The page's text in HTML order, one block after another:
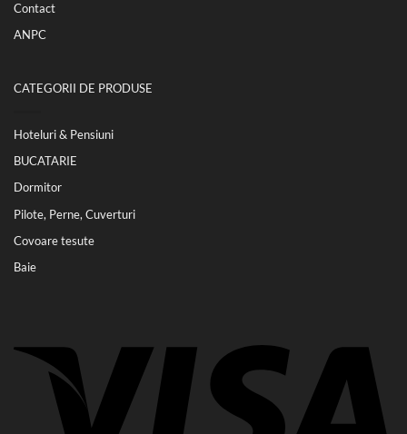
Contact
ANPC
CATEGORII DE PRODUSE
Hoteluri & Pensiuni
BUCATARIE
Dormitor
Pilote, Perne, Cuverturi
Covoare tesute
Baie